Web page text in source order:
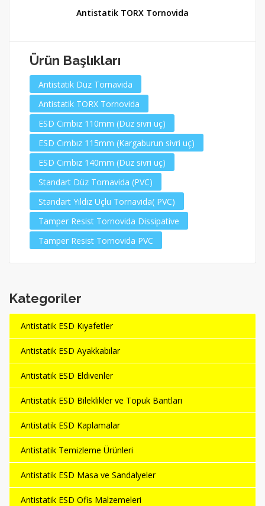
Antistatik TORX Tornovida
Ürün Başlıkları
Antistatik Düz Tornavida
Antistatik TORX Tornovida
ESD Cımbız 110mm (Düz sivri uç)
ESD Cımbız 115mm (Kargaburun sivri uç)
ESD Cımbız 140mm (Düz sivri uç)
Standart Düz Tornavida (PVC)
Standart Yıldız Uçlu Tornavida( PVC)
Tamper Resist Tornovida Dissipative
Tamper Resist Tornovida PVC
Kategoriler
Antistatik ESD Kıyafetler
Antistatik ESD Ayakkabılar
Antistatik ESD Eldivenler
Antistatik ESD Bileklikler ve Topuk Bantları
Antistatik ESD Kaplamalar
Antistatik Temizleme Ürünleri
Antistatik ESD Masa ve Sandalyeler
Antistatik ESD Ofis Malzemeleri